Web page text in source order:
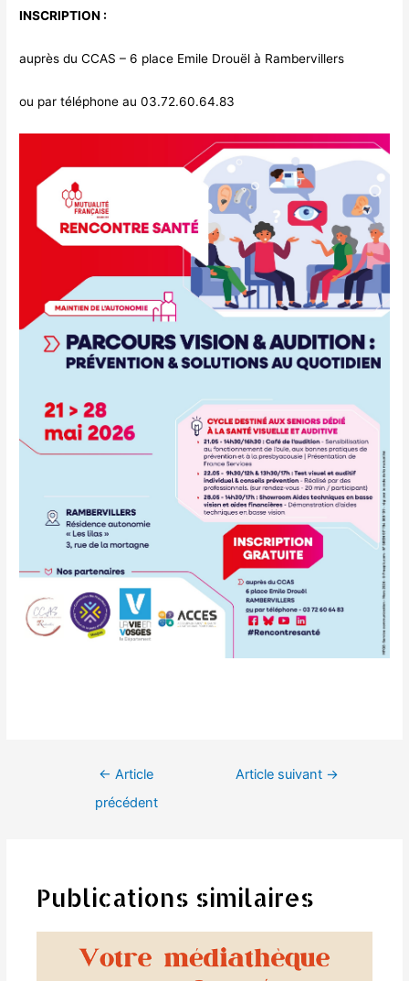
INSCRIPTION :
auprès du CCAS – 6 place Emile Drouël à Rambervillers
ou par téléphone au 03.72.60.64.83
Navigation← Article
précédent
Article suivant →
Publications similaires